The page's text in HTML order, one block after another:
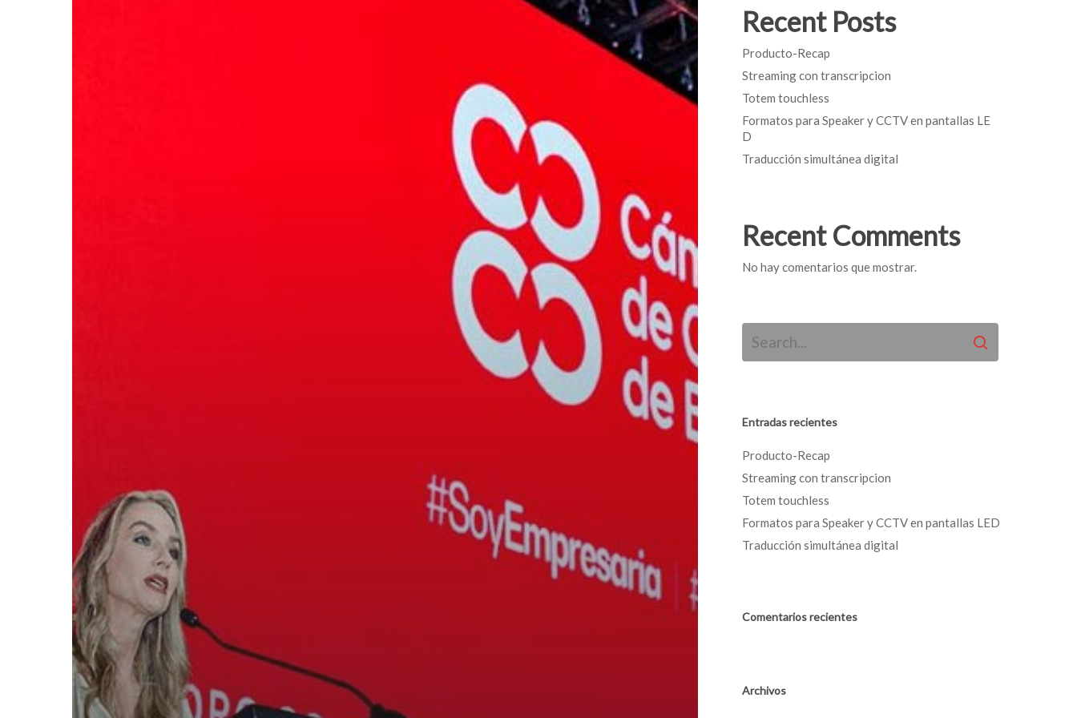
Recent Posts
Producto-Recap
Streaming con transcripcion
Totem touchless
Formatos para Speaker y CCTV en pantallas LE
D
Traducción simultánea digital
Recent Comments
No hay comentarios que mostrar.
Entradas recientes
Producto-Recap
Streaming con transcripcion
Totem touchless
Formatos para Speaker y CCTV en pantallas LED
Traducción simultánea digital
Comentarios recientes
Archivos